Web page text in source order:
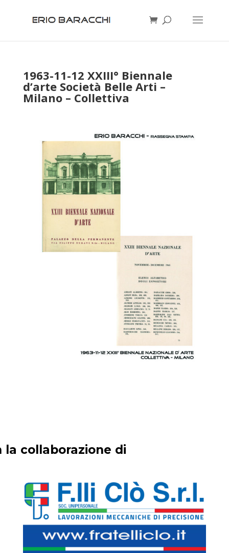
1963-11-12 XXIII° Biennale
d’arte Società Belle Arti –
Milano – Collettiva
la collaborazione di